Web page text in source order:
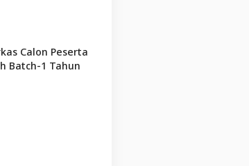
Calon Peserta
Batch-1 Tahun